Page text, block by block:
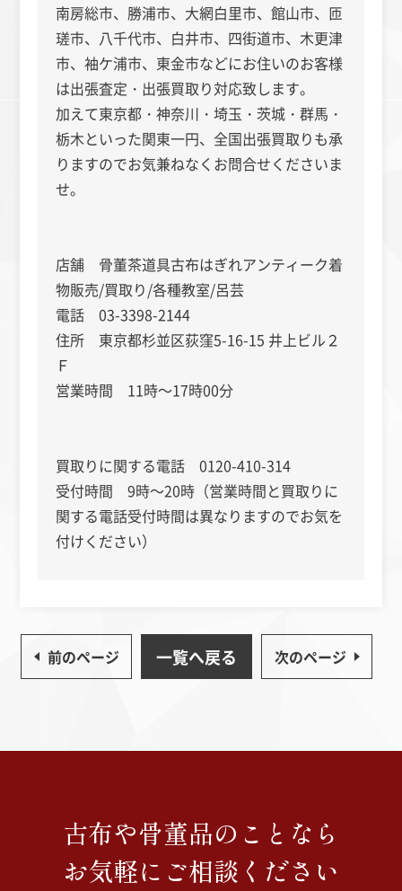
南房総市、勝浦市、大網白里市、館山市、匝
瑳市、八千代市、白井市、四街道市、木更津
市、袖ケ浦市、東金市などにお住いのお客様
は出張査定・出張買取り対応致します。
加えて東京都・神奈川・埼玉・茨城・群馬・
栃木といった関東一円、全国出張買取りも承
りますのでお気兼ねなくお問合せくださいま
せ。
店舗 骨董茶道具古布はぎれアンティーク着
物販売/買取り/各種教室/呂芸
電話 03-3398-2144
住所 東京都杉並区荻窪5-16-15 井上ビル２
Ｆ
営業時間 11時～17時00分
買取りに関する電話 0120-410-314
受付時間 9時～20時（営業時間と買取りに
関する電話受付時間は異なりますのでお気を
付けください）
前のページ 一覧へ戻る 次のページ
古布や骨董品のことなら
お気軽にご相談ください